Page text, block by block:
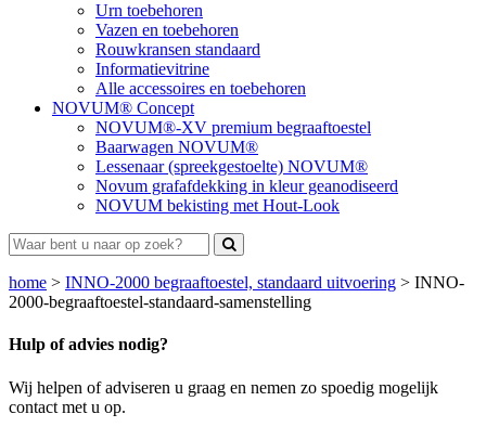
Urn toebehoren
Vazen en toebehoren
Rouwkransen standaard
Informatievitrine
Alle accessoires en toebehoren
NOVUM® Concept
NOVUM®-XV premium begraaftoestel
Baarwagen NOVUM®
Lessenaar (spreekgestoelte) NOVUM®
Novum grafafdekking in kleur geanodiseerd
NOVUM bekisting met Hout-Look
home > INNO-2000 begraaftoestel, standaard uitvoering > INNO-
2000-begraaftoestel-standaard-samenstelling
Hulp of advies nodig?
Wij helpen of adviseren u graag en nemen zo spoedig mogelijk
contact met u op.